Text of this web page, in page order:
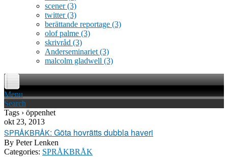
scener(3)
twitter(3)
berättande reportage (3)
olof palme (3)
skrivråd (3)
Anderseminariet (3)
malcolm gladwell (3)
Menu
Search
Tags › öppenhet
okt 23, 2013
SPRÅKBRÅK: Göta hovrätts dubbla haveri
By Peter Lenken
Categories: SPRÅKBRÅK